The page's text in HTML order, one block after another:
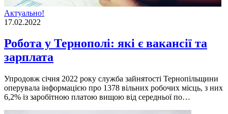
Актуально!
17.02.2022
Робота у Тернополі: які є вакансії та
зарплата
Упродовж січня 2022 року служба зайнятості Тернопільщини
оперувала інформацією про 1378 вільних робочих місць, з них
6,2% із заробітною платою вищою від середньої по…